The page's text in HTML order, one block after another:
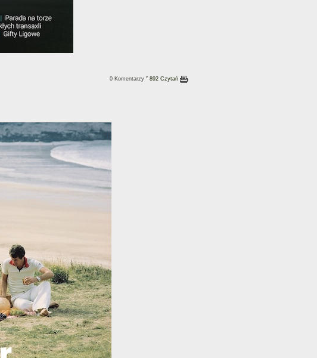
0 Komentarzy ˇ 892 Czytań